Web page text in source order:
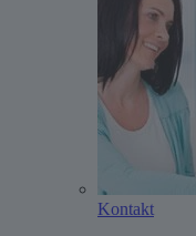
Kontakt